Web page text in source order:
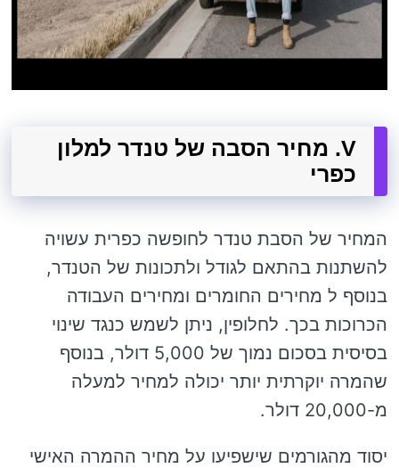
V. מחיר הסבה של טנדר למלון
כפרי
המחיר של הסבת טנדר לחופשה כפרית עשויה
להשתנות בהתאם לגודל ולתכונות של הטנדר,
בנוסף ל מחירים החומרים ומחירים העבודה
הכרוכות בכך. לחלופין, ניתן לשמש כנגד שינוי
בסיסית בסכום נמוך של 5,000 דולר, בנוסף
שהמרה יוקרתית יותר יכולה למחיר למעלה
מ-20,000 דולר.
יסוד מהגורמים שישפיעו על מחיר ההמרה האישי